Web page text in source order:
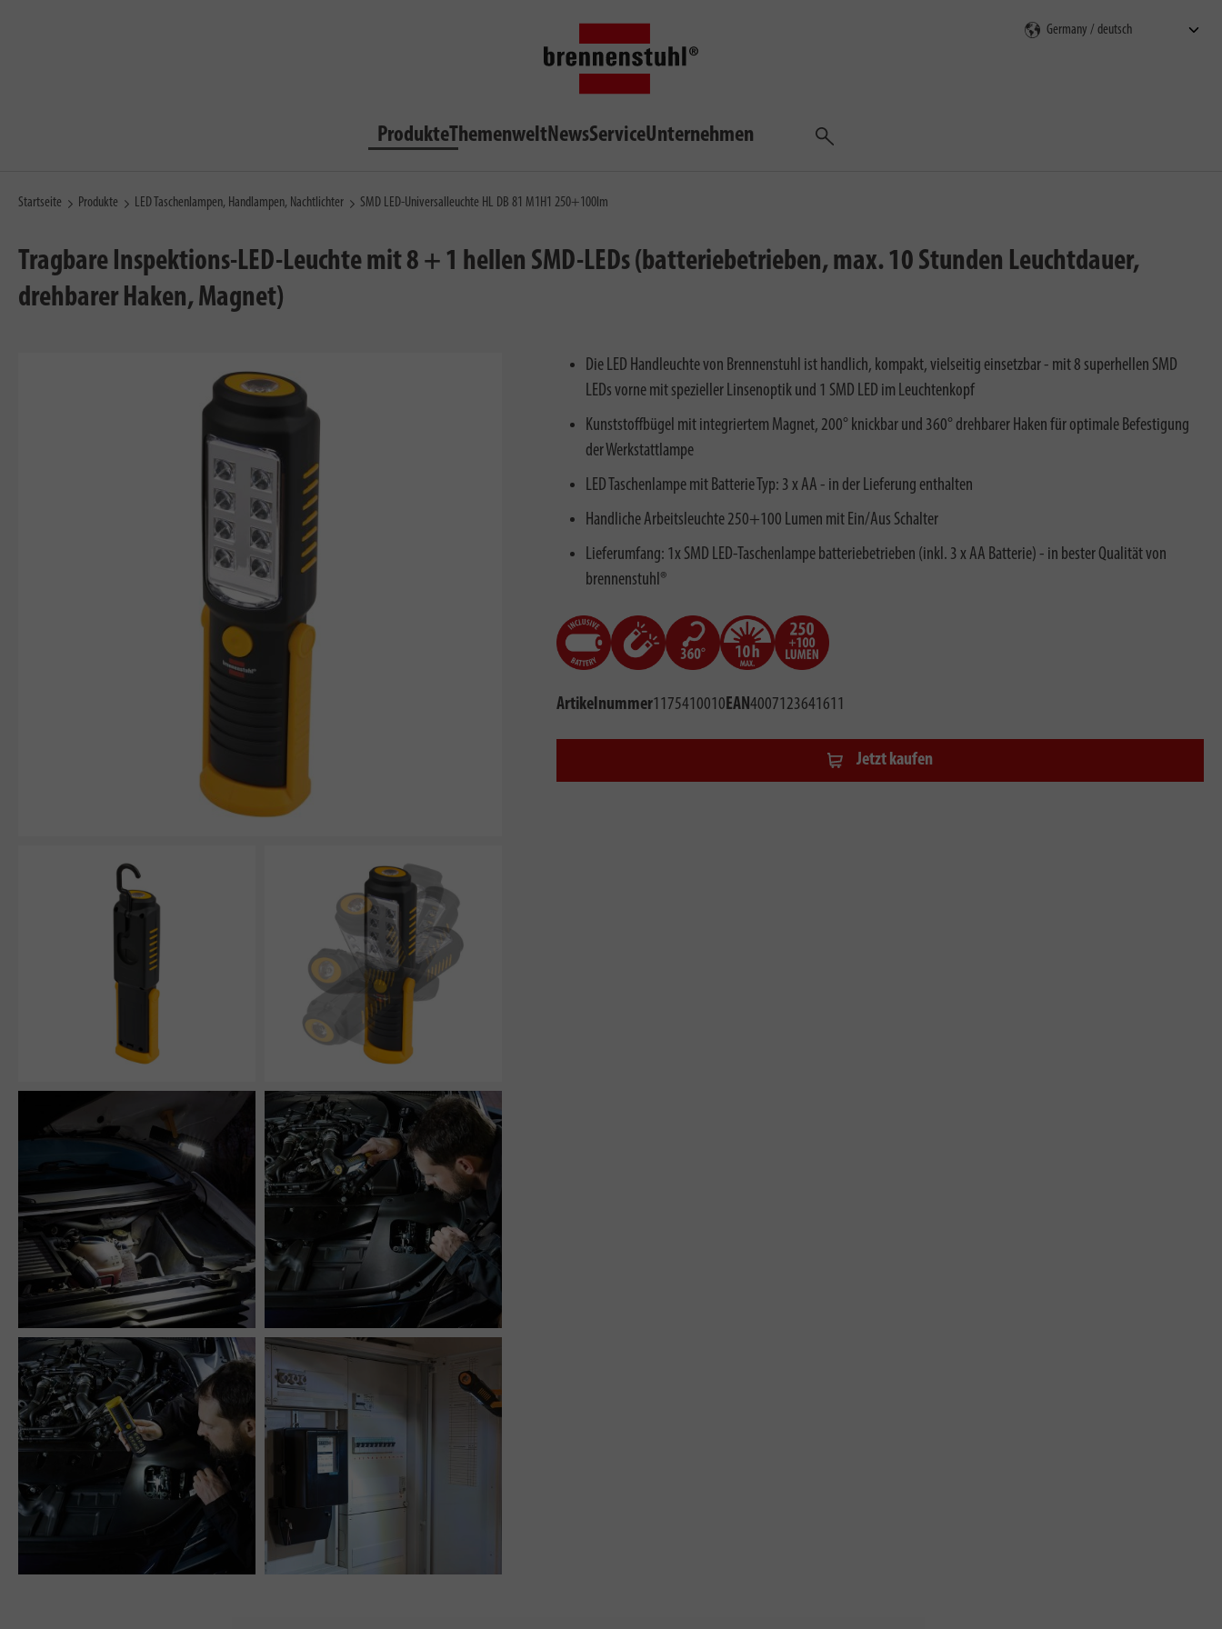
ProdukteThemenweltNewsServiceUnternehmen
Suchen
Startseite Produkte LED Taschenlampen, Handlampen, Nachtlichter SMD LED-Universalleuchte HL DB 81 M1H1 250+100lm
Tragbare Inspektions-LED-Leuchte mit 8 + 1 hellen SMD-LEDs (batteriebetrieben, max. 10 Stunden Leuchtdauer,
drehbarer Haken, Magnet)
Die LED Handleuchte von Brennenstuhl ist handlich, kompakt, vielseitig einsetzbar - mit 8 superhellen SMD
LEDs vorne mit spezieller Linsenoptik und 1 SMD LED im Leuchtenkopf
Kunststoffbügel mit integriertem Magnet, 200° knickbar und 360° drehbarer Haken für optimale Befestigung
der Werkstattlampe
LED Taschenlampe mit Batterie Typ: 3 x AA - in der Lieferung enthalten
Handliche Arbeitsleuchte 250+100 Lumen mit Ein/Aus Schalter
Lieferumfang: 1x SMD LED-Taschenlampe batteriebetrieben (inkl. 3 x AA Batterie) - in bester Qualität von
brennenstuhl®
Artikelnummer1175410010EAN4007123641611
Jetzt kaufen